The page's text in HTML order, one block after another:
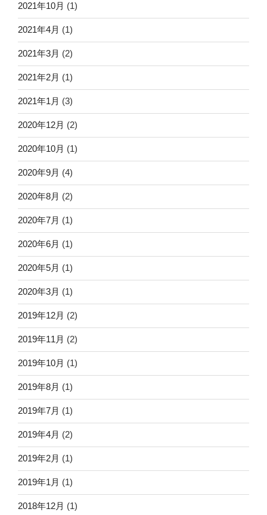
2021年10月 (1)
2021年4月 (1)
2021年3月 (2)
2021年2月 (1)
2021年1月 (3)
2020年12月 (2)
2020年10月 (1)
2020年9月 (4)
2020年8月 (2)
2020年7月 (1)
2020年6月 (1)
2020年5月 (1)
2020年3月 (1)
2019年12月 (2)
2019年11月 (2)
2019年10月 (1)
2019年8月 (1)
2019年7月 (1)
2019年4月 (2)
2019年2月 (1)
2019年1月 (1)
2018年12月 (1)